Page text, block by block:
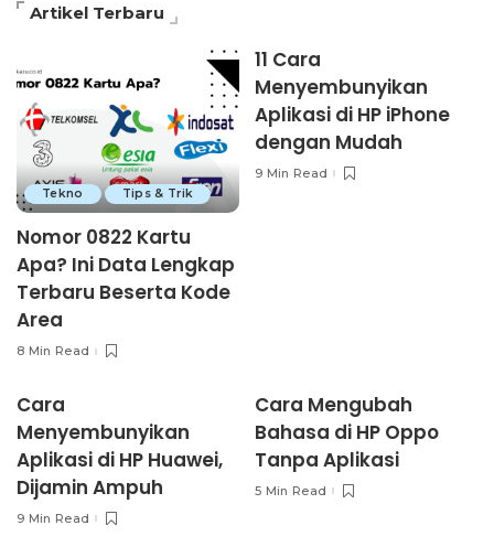
Artikel Terbaru
Tekno Tips & Trik
Nomor 0822 Kartu
Apa? Ini Data Lengkap
Terbaru Beserta Kode
Area
8 Min Read
11 Cara
Menyembunyikan
Aplikasi di HP iPhone
dengan Mudah
9 Min Read
Cara
Menyembunyikan
Aplikasi di HP Huawei,
Dijamin Ampuh
9 Min Read
Cara Mengubah
Bahasa di HP Oppo
Tanpa Aplikasi
5 Min Read